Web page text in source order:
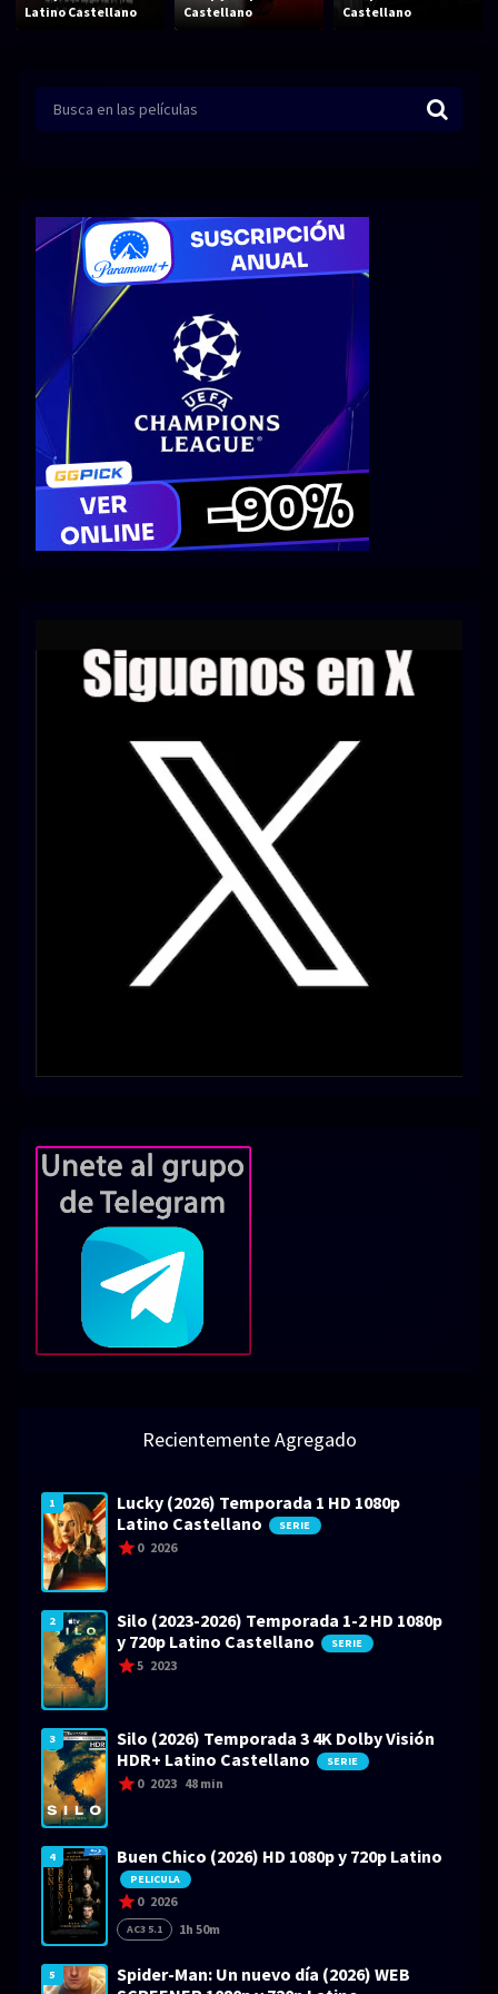
Comedia Crimen
Terror
Fantástico Romance
Bélico Thriller
Biográfico
SERIES
Series 1080p Series 4K HDR
Series 720p 2160p 4K SDR
Series 1080p 60 FPS
Latino Castellano
Castellano
Castellano
Recientemente Agregado
1
Lucky (2026) Temporada 1 HD 1080p
Latino Castellano
SERIE
0 2026
2
Silo (2023-2026) Temporada 1-2 HD 1080p
y 720p Latino Castellano
SERIE
5 2023
3
Silo (2026) Temporada 3 4K Dolby Visión
HDR+ Latino Castellano
SERIE
0 2023 48 min
4 Buen Chico (2026) HD 1080p y 720p Latino
PELICULA
0 2026
AC3 5.1 1h 50m
5
Spider-Man: Un nuevo día (2026) WEB